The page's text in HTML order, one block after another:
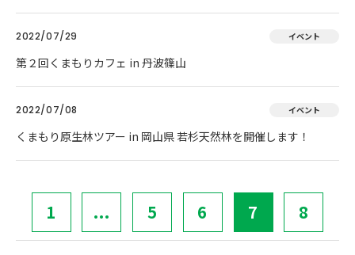
2022/07/29 イベント
第２回くまもりカフェ in 丹波篠山
2022/07/08 イベント
くまもり原生林ツアー in 岡山県 若杉天然林を開催します！
1 ... 5 6 7 8